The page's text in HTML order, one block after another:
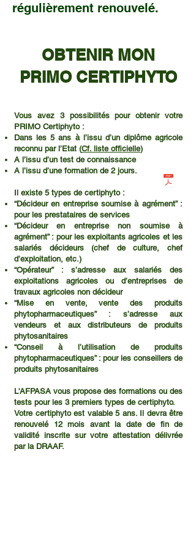
régulièrement renouvelé.
OBTENIR MON
PRIMO CERTIPHYTO
Vous avez 3 possibilités pour obtenir votre
PRIMO Certiphyto :
Dans les 5 ans à l’issu d’un diplôme agricole
reconnu par l’Etat (Cf. liste officielle)
A l’issu d’un test de connaissance
A l’issu d’une formation de 2 jours.
Il existe 5 types de certiphyto :
“Décideur en entreprise soumise à agrément” :
pour les prestataires de services
“Décideur en entreprise non soumise à
agrément” : pour les exploitants agricoles et les
salariés décideurs (chef de culture, chef
d’exploitation, etc.)
“Opérateur” : s’adresse aux salariés des
exploitations agricoles ou d’entreprises de
travaux agricoles non décideur
“Mise en vente, vente des produits
phytopharmaceutiques” : s’adresse aux
vendeurs et aux distributeurs de produits
phytosanitaires
“Conseil à l’utilisation de produits
phytopharmaceutiques” : pour les conseillers de
produits phytosanitaires
L'AFPASA vous propose des formations ou des
tests pour les 3 premiers types de certiphyto.
Votre certiphyto est valable 5 ans. Il devra être
renouvelé 12 mois avant la date de fin de
validité inscrite sur votre attestation délivrée
par la DRAAF.